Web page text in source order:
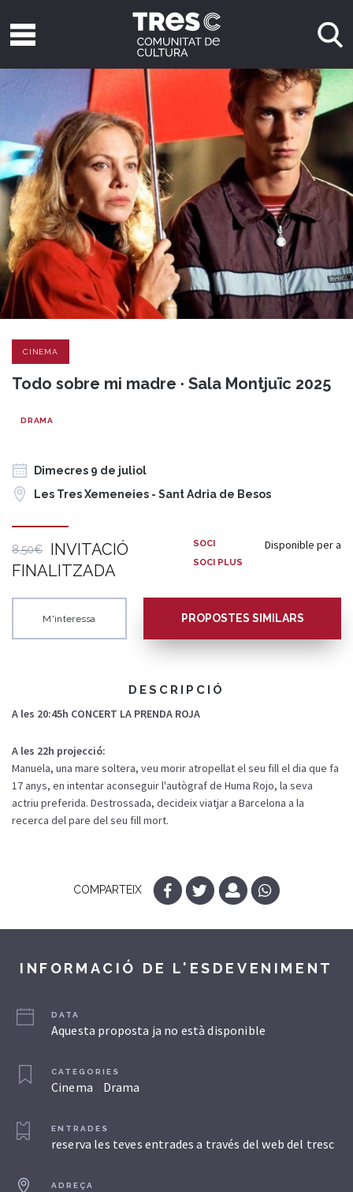
CINEMA
Todo sobre mi madre · Sala Montjuïc 2025
DRAMA
Dimecres 9 de juliol
Les Tres Xemeneies - Sant Adria de Besos
8,50€
INVITACIÓ
FINALITZADA
Disponible per a
SOCI
SOCI PLUS
M'interessa PROPOSTES SIMILARS
DESCRIPCIÓ
A les 20:45h CONCERT LA PRENDA ROJA
A les 22h projecció:
Manuela, una mare soltera, veu morir atropellat el seu fill el dia que fa
17 anys, en intentar aconseguir l'autògraf de Huma Rojo, la seva
actriu preferida. Destrossada, decideix viatjar a Barcelona a la
recerca del pare del seu fill mort.
COMPARTEIX
INFORMACIÓ DE L'ESDEVENIMENT
DATA
Aquesta proposta ja no està disponible
CATEGORIES
Cinema Drama
ENTRADES
reserva les teves entrades a través del web del tresc
ADREÇA